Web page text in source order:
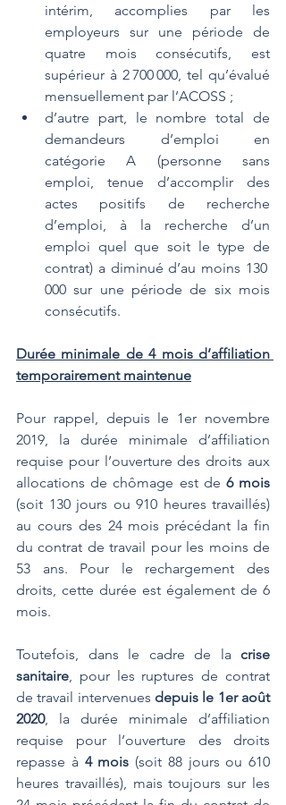
intérim, accomplies par les
employeurs sur une période de
quatre mois consécutifs, est
supérieur à 2 700 000, tel qu’évalué
mensuellement par l’ACOSS ;
d’autre part, le nombre total de
demandeurs d’emploi en
catégorie A (personne sans
emploi, tenue d’accomplir des
actes positifs de recherche
d’emploi, à la recherche d’un
emploi quel que soit le type de
contrat) a diminué d’au moins 130
000 sur une période de six mois
consécutifs.
Durée minimale de 4 mois d’affiliation
temporairement maintenue
Pour rappel, depuis le 1er novembre
2019, la durée minimale d’affiliation
requise pour l’ouverture des droits aux
allocations de chômage est de 6 mois
(soit 130 jours ou 910 heures travaillés)
au cours des 24 mois précédant la fin
du contrat de travail pour les moins de
53 ans. Pour le rechargement des
droits, cette durée est également de 6
mois.
Toutefois, dans le cadre de la crise
sanitaire, pour les ruptures de contrat
de travail intervenues depuis le 1er août
2020, la durée minimale d’affiliation
requise pour l’ouverture des droits
repasse à 4 mois (soit 88 jours ou 610
heures travaillés), mais toujours sur les